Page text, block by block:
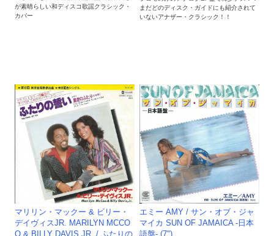
が素晴らしい和ディスコ歌謡クラシック・
カバー
まだどのディスク・ガイドにも紹介されて
いないアナザー・クラシック！！
マリリン・マックー & ビリー・
デイヴィスJR. MARILYN MCCO
O & BILLY DAVIS JR. / ふたりの
エミー AMY / サン・オブ・ジャ
マイカ SUN OF JAMAICA -日本